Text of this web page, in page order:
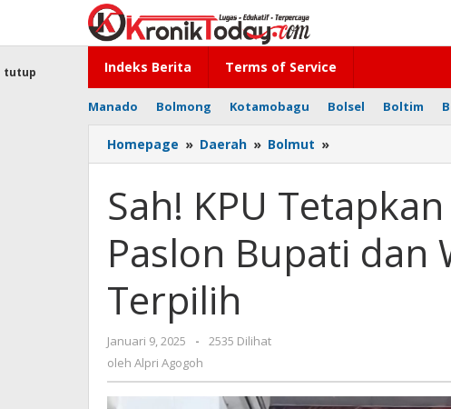
konten
Indeks Berita Terms of Service
Manado Bolmong Kotamobagu Bolsel Boltim
tutup
Homepage » Daerah » Bolmut »
KPU
SJL-
MAP
Sebagai
Paslon
Sah! KPU
Paslon Bupati dan
Terpilih
Januari 9, 2025
oleh
Alpri
-
2535 Dilihat
oleh Alpri Agogoh